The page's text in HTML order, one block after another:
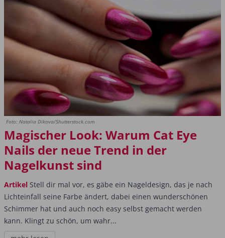
Foto: Natalia Dikova/Shutterstock.com
Magischer Look: Warum Cat Eye
Nails der neue Trend in der
Nagelkunst sind
Artikel Stell dir mal vor, es gäbe ein Nageldesign, das je nach
Lichteinfall seine Farbe ändert, dabei einen wunderschönen
Schimmer hat und auch noch easy selbst gemacht werden
kann. Klingt zu schön, um wahr...